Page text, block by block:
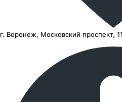
г. Воронеж, Московский проспект,